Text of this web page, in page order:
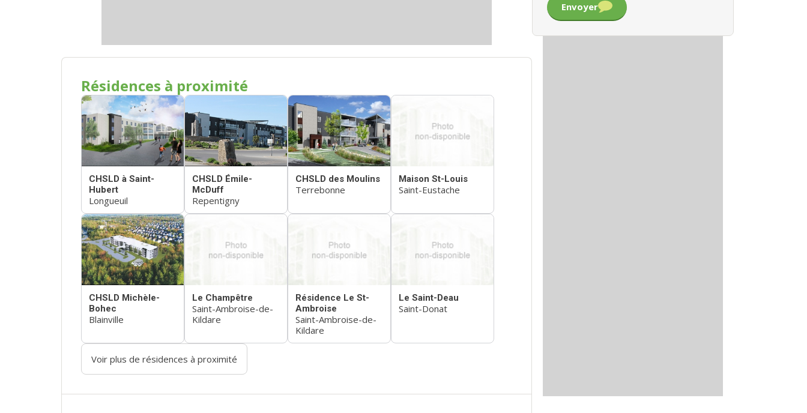
Résidences à proximité
CHSLD à Saint-
Hubert
Longueuil
CHSLD Émile-
McDuff
Repentigny
CHSLD des Moulins
Terrebonne
Maison St-Louis
Saint-Eustache
CHSLD Michèle-
Bohec
Blainville
Le Champêtre
Saint-Ambroise-de-
Kildare
Résidence Le St-
Ambroise
Saint-Ambroise-de-
Kildare
Le Saint-Deau
Saint-Donat
Voir plus de résidences à proximité
Envoyer